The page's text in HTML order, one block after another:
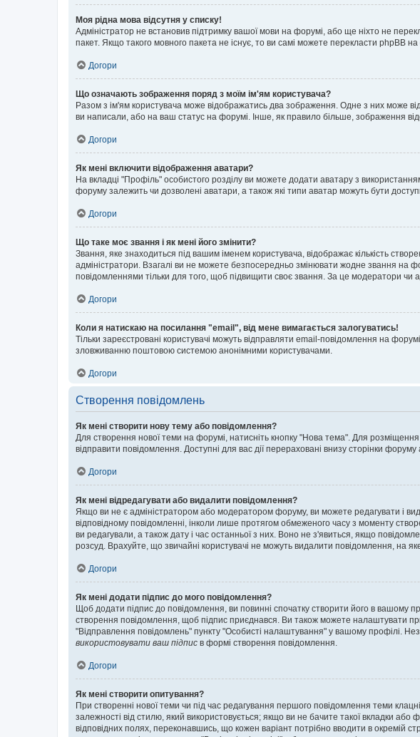
Моя рідна мова відсутня у списку!
Адміністратор не встановив підтримку вашої мови на форумі, або ще ніхто не
пакет. Якщо такого мовного пакета не існує, то ви самі можете перекласти phpBB
Догори
Що означають зображення поряд з моїм ім'ям користувача?
Разом з ім'ям користувача може відображатись два зображення. Одне з них може
ви написали, або на ваш статус на форумі. Інше, як правило більше, зображення
Догори
Як мені включити відображення аватари?
На вкладці "Профіль" особистого розділу ви можете додати аватару з
форуму залежить чи дозволені аватари, а також які типи аватар можуть бути
Догори
Що таке моє звання і як мені його змінити?
Звання, яке знаходиться під вашим іменем користувача, відображає кількість
адміністратори. Взагалі ви не можете безпосередньо змінювати жодне звання на
повідомленнями тільки для того, щоб підвищити своє звання. За це модератори чи
Догори
Коли я натискаю на посилання "email", від мене вимагається залогуватись!
Тільки зареєстровані користувачі можуть відправляти email-повідомлення на
зловживанню поштовою системою анонімними користувачами.
Догори
Створення повідомлень
Як мені створити нову тему або повідомлення?
Для створення нової теми на форумі, натисніть кнопку "Нова тема". Для
відправити повідомлення. Доступні для вас дії перераховані внизу сторінки
Догори
Як мені відредагувати або видалити повідомлення?
Якщо ви не є адміністратором або модератором форуму, ви можете редагувати і
відповідному повідомленні, інколи лише протягом обмеженого часу з моменту
ви редагували, а також дату і час останньої з них. Воно не з'явиться, якщо
розсуд. Врахуйте, що звичайні користувачі не можуть видалити повідомлення, на яке
Догори
Як мені додати підпис до мого повідомлення?
Щоб додати підпис до повідомлення, ви повинні спочатку створити його в вашому
створення повідомлення, щоб підпис приєднався. Ви також можете налаштувати
"Відправлення повідомлень" пункту "Особисті налаштування" у вашому профілі.
використовувати ваш підпис в формі створення повідомлення.
Догори
Як мені створити опитування?
При створенні нової теми чи під час редагування першого повідомлення теми
залежності від стилю, який використовується; якщо ви не бачите такої вкладки
відповідних полях, переконавшись, що кожен варіант потрібно вводити в окремій